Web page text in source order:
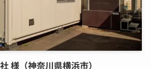
様（神奈川県横浜市）